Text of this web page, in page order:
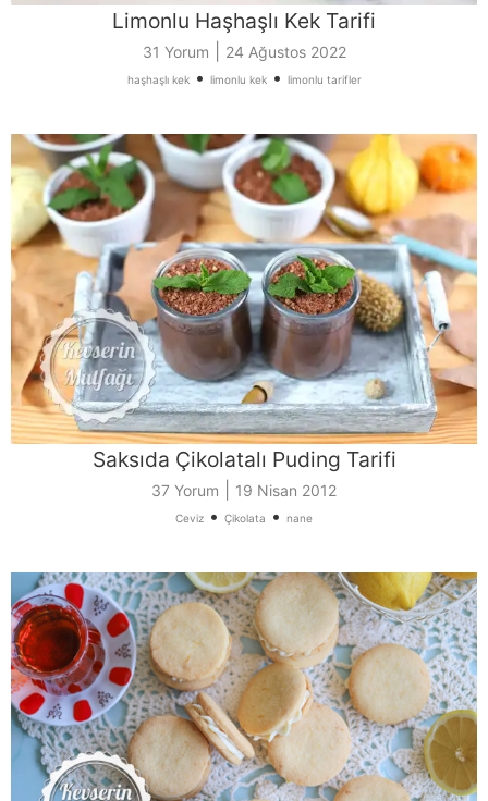
Limonlu Haşhaşlı Kek Tarifi
31 Yorum 24 Ağustos 2022
haşhaşlı kek• limonlu kek• limonlu tarifler
Saksıda Çikolatalı Puding Tarifi
37 Yorum 19 Nisan 2012
Ceviz • Çikolata • nane